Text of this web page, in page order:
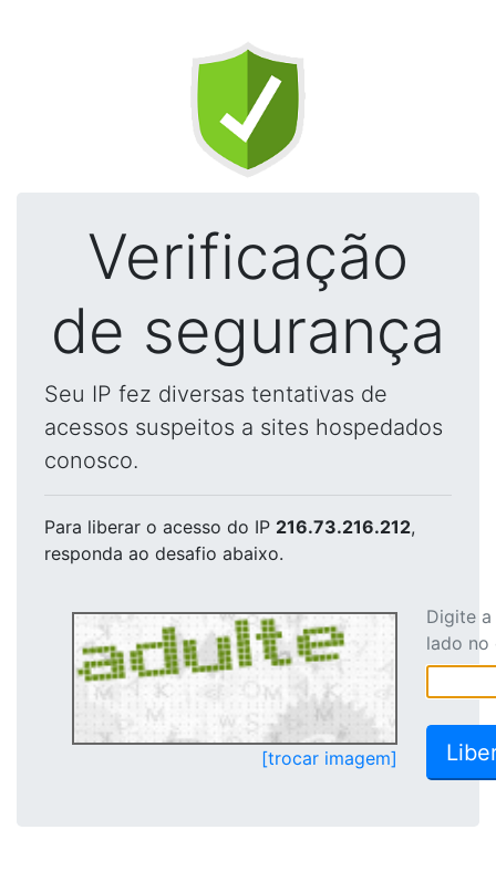
Verificação
de segurança
Seu IP fez diversas tentativas de
acessos suspeitos a sites hospedados
conosco.
Para liberar o acesso do IP 216.73.216.212,
responda ao desafio abaixo.
[trocar imagem]
Digite
lado no